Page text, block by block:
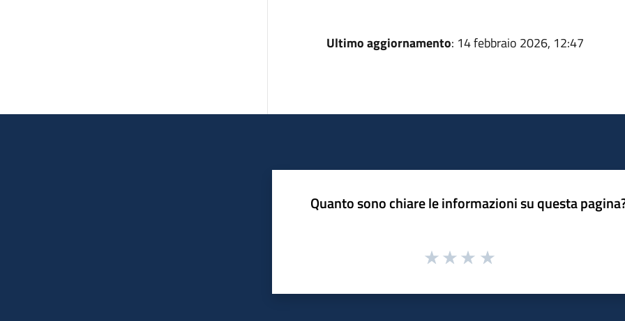
Ultimo aggiornamento: 14 febbraio 2026, 12:47
Quanto sono chiare le informazioni su questa